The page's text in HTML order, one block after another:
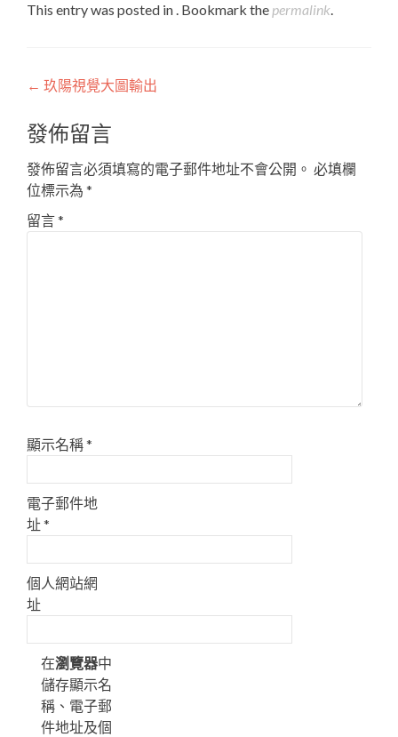
This entry was posted in . Bookmark the permalink.
Post
navigation
← 玖陽視覺大圖輸出
發佈留言
發佈留言必須填寫的電子郵件地址不會公開。 必填欄
位標示為 *
留言*
顯示名稱*
電子郵件地
址*
個人網站網
址
在瀏覽器中
儲存顯示名
稱、電子郵
件地址及個